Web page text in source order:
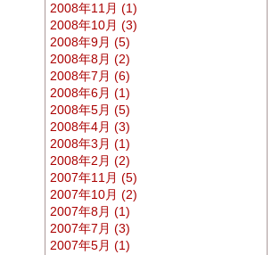
2008年11月 (1)
2008年10月 (3)
2008年9月 (5)
2008年8月 (2)
2008年7月 (6)
2008年6月 (1)
2008年5月 (5)
2008年4月 (3)
2008年3月 (1)
2008年2月 (2)
2007年11月 (5)
2007年10月 (2)
2007年8月 (1)
2007年7月 (3)
2007年5月 (1)